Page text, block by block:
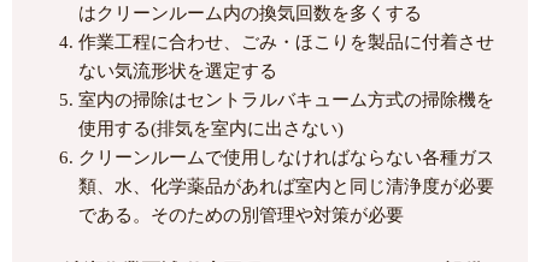
はクリーンルーム内の換気回数を多くする
作業工程に合わせ、ごみ・ほこりを製品に付着させ
ない気流形状を選定する
室内の掃除はセントラルバキューム方式の掃除機を
使用する(排気を室内に出さない)
クリーンルームで使用しなければならない各種ガス
類、水、化学薬品があれば室内と同じ清浄度が必要
である。そのための別管理や対策が必要